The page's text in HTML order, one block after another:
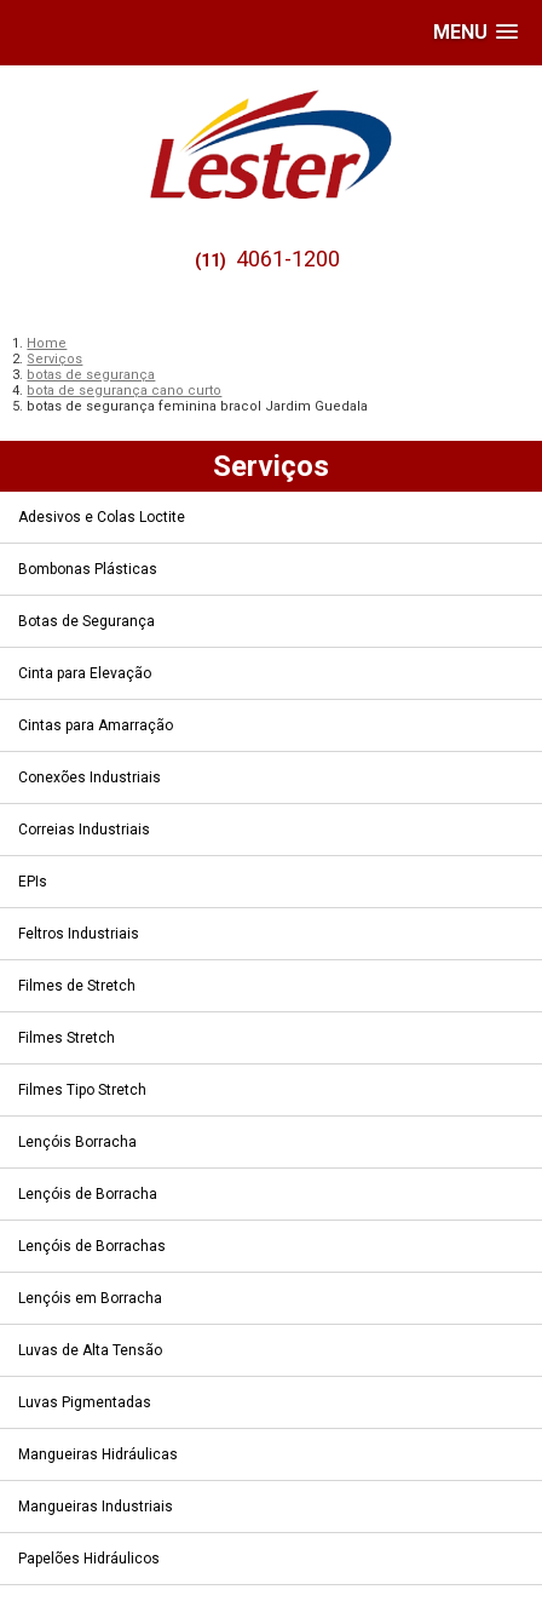
MENU
(11) 4061-1200
Home
Serviços
botas de segurança
bota de segurança cano curto
botas de segurança feminina bracol Jardim Guedala
Serviços
Adesivos e Colas Loctite
Bombonas Plásticas
Botas de Segurança
Cinta para Elevação
Cintas para Amarração
Conexões Industriais
Correias Industriais
EPIs
Feltros Industriais
Filmes de Stretch
Filmes Stretch
Filmes Tipo Stretch
Lençóis Borracha
Lençóis de Borracha
Lençóis de Borrachas
Lençóis em Borracha
Luvas de Alta Tensão
Luvas Pigmentadas
Mangueiras Hidráulicas
Mangueiras Industriais
Papelões Hidráulicos